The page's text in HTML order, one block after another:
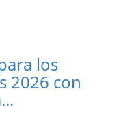
los
2026 con